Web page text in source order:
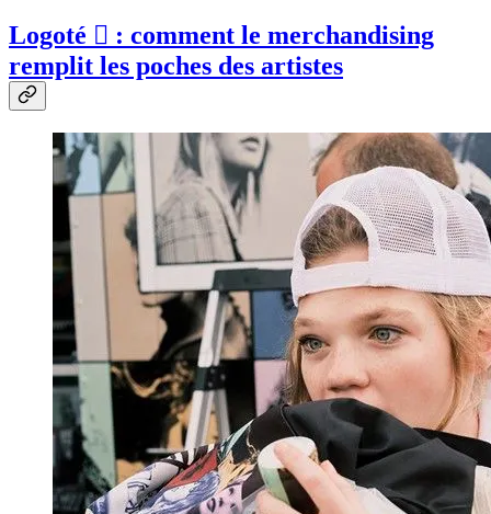
Logoté  : comment le merchandising
remplit les poches des artistes